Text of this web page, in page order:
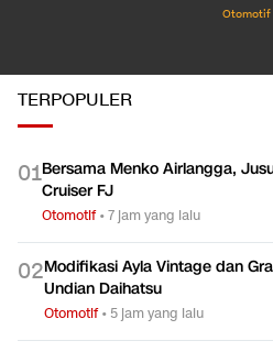
Otomotif
TERPOPULER
01Bersama Menko Airlangga,
Cruiser FJ
Otomotif•7 jam yang lalu
02Modifikasi Ayla Vintage dan
Undian Daihatsu
Otomotif• 5 jam yang lalu